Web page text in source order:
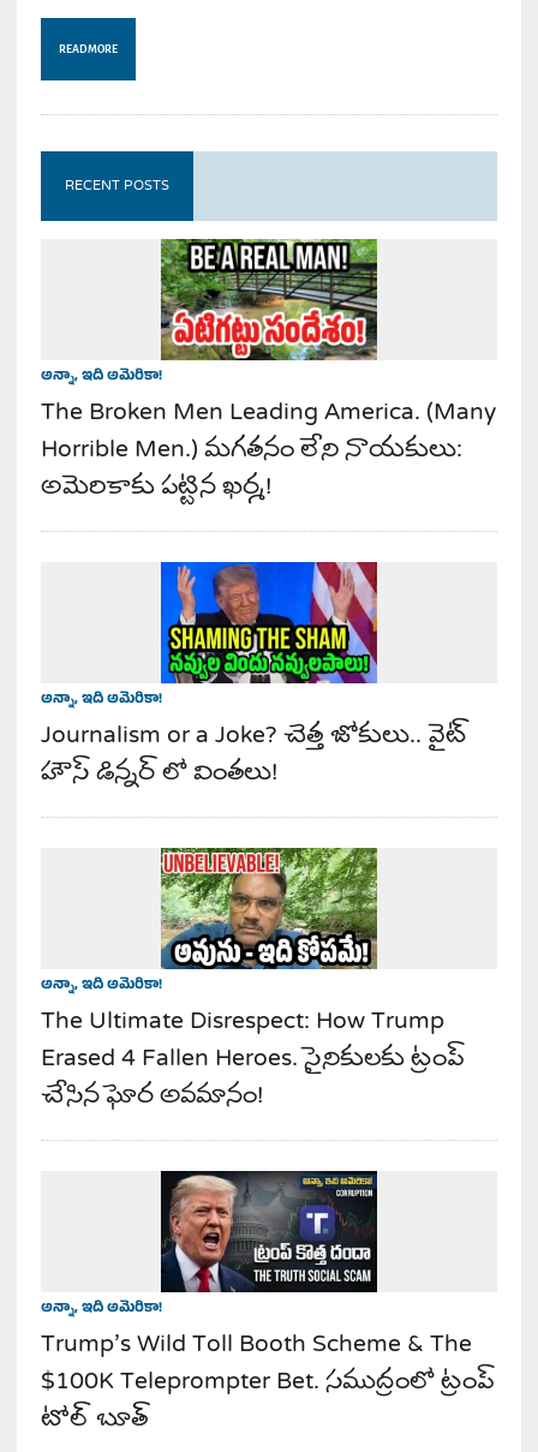
READ MORE
RECENT POSTS
అన్నా, ఇది అమెరికా!
The Broken Men Leading America. (Many
Horrible Men.) మగతనం లేని నాయకులు:
అమెరికాకు పట్టిన ఖర్మ!
అన్నా, ఇది అమెరికా!
Journalism or a Joke? చెత్త జోకులు.. వైట్
హౌస్ డిన్నర్ లో వింతలు!
అన్నా, ఇది అమెరికా!
The Ultimate Disrespect: How Trump
Erased 4 Fallen Heroes. సైనికులకు ట్రంప్
చేసిన ఘోర అవమానం!
అన్నా, ఇది అమెరికా!
Trump’s Wild Toll Booth Scheme & The
$100K Teleprompter Bet. సముద్రంలో ట్రంప్
టోల్ బూత్